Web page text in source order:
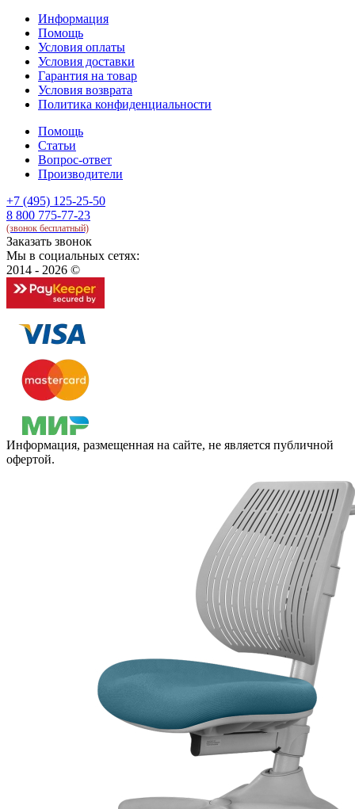
Информация
Помощь
Условия оплаты
Условия доставки
Гарантия на товар
Условия возврата
Политика конфиденциальности
Помощь
Статьи
Вопрос-ответ
Производители
+7 (495) 125-25-50
8 800 775-77-23
(звонок бесплатный)
Заказать звонок
Мы в социальных сетях:
2014 - 2026 ©
Информация, размещенная на сайте, не является публичной
офертой.